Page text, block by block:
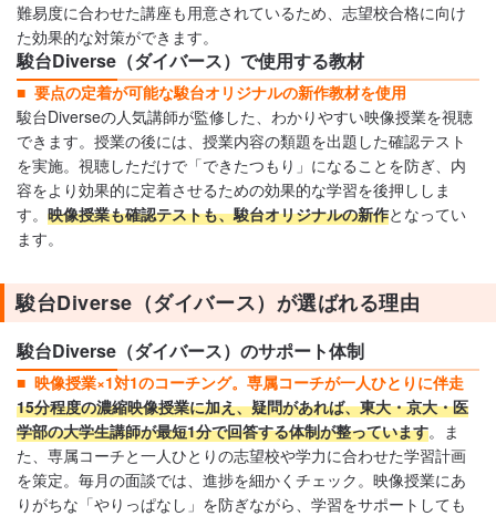
難易度に合わせた講座も用意されているため、志望校合格に向け
た効果的な対策ができます。
駿台Diverse（ダイバース）で使用する教材
要点の定着が可能な駿台オリジナルの新作教材を使用
駿台Diverseの人気講師が監修した、わかりやすい映像授業を視聴
できます。授業の後には、授業内容の類題を出題した確認テスト
を実施。視聴しただけで「できたつもり」になることを防ぎ、内
容をより効果的に定着させるための効果的な学習を後押ししま
す。 映像授業も確認テストも、駿台オリジナルの新作となってい
ます。
駿台Diverse（ダイバース）が選ばれる理由
駿台Diverse（ダイバース）のサポート体制
映像授業×1対1のコーチング。専属コーチが一人ひとりに伴走
15分程度の濃縮映像授業に加え、疑問があれば、東大・京大・医
学部の大学生講師が最短1分で回答する体制が整っています。ま
た、専属コーチと一人ひとりの志望校や学力に合わせた学習計画
を策定。毎月の面談では、進捗を細かくチェック。映像授業にあ
りがちな「やりっぱなし」を防ぎながら、学習をサポートしても